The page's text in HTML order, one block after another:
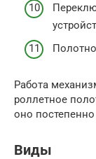
Работа
роллетное
оно
Виды